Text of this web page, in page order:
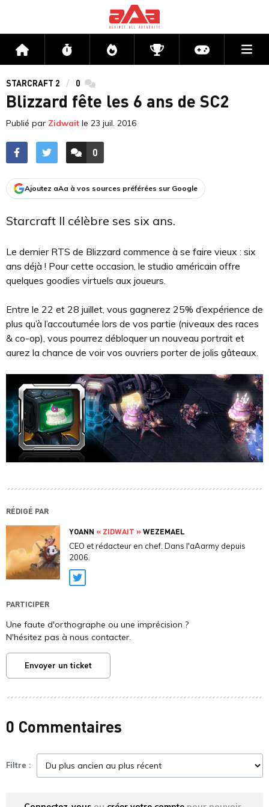
Accueil Flux Directs CompétitionsActu jeux
STARCRAFT 2 0 commentaires
Blizzard fête les 6 ans de SC2
Publié par Zidwait le 23 juil. 2016
ACCÉDER AUX
0
COMMENTAIRES
Ajoutez aAa à vos sources préférées sur Google
Starcraft II célèbre ses six ans.
Le dernier RTS de Blizzard commence à se faire vieux : six
ans déjà ! Pour cette occasion, le studio américain offre
quelques goodies virtuels aux joueurs.
Entre le 22 et 28 juillet, vous gagnerez 25% d’expérience de
plus qu’à l’accoutumée lors de vos partie (niveaux des races
& co-op), vous pourrez débloquer un nouveau portrait et
aurez la chance de voir vos ouvriers porter de jolis gâteaux.
RÉDIGÉ PAR
YOANN « ZIDWAIT »WEZEMAEL
CEO et rédacteur en chef. Dans l'aAarmy depuis
2006.
Twitter
PARTICIPER
Une faute d'orthographe ou une imprécision ?
N'hésitez pas à nous contacter.
Envoyer un ticket
0 Commentaires
Filtre :